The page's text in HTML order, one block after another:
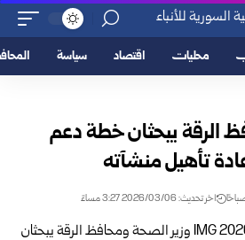
محليات اقتصاد سياسة
الرقة يبحثان خطة دعم
تأهيل منشآته
اخر تحديث: 2026/03/06 3:27 مساءً